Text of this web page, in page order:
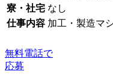
寮・社宅 なし
仕事内容 加工・製造マ
無料電話で
応募